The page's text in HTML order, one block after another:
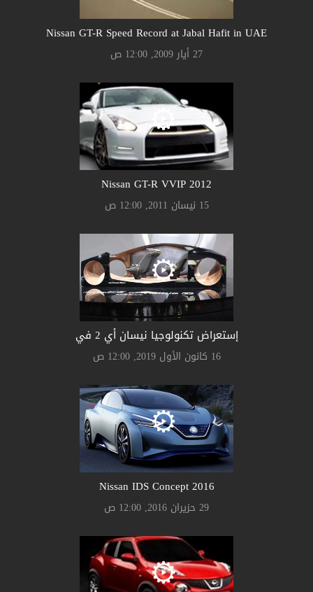
Nissan GT-R Speed Record at Jabal Hafit in UAE
27 أيار 2009, 12:00 ص
Nissan GT-R VVIP 2012
15 نيسان 2011, 12:00 ص
إستعراض تكنولوجيا نيسان أي 2 في
16 كانون الأول 2019, 12:00 ص
Nissan IDS Concept 2016
29 حزيران 2016, 12:00 ص